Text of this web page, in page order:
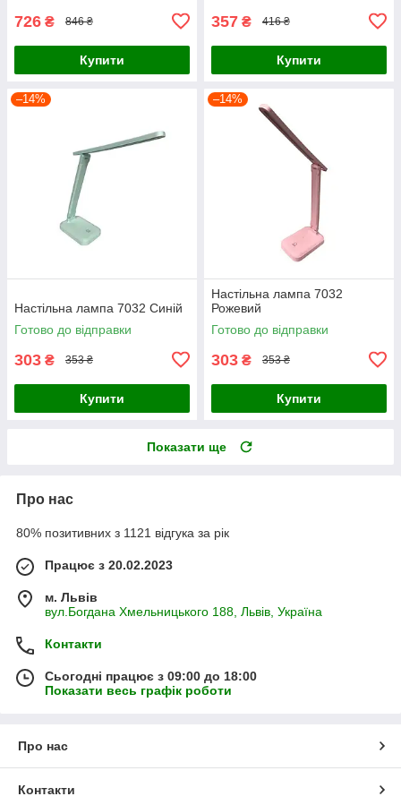
726 ₴ 846 ₴
Купити
357 ₴ 416 ₴
Купити
–14%
Настільна лампа 7032 Синій
Готово до відправки
303 ₴ 353 ₴
Купити
–14%
Настільна лампа 7032
Рожевий
Готово до відправки
303 ₴ 353 ₴
Купити
Показати ще
Про нас
80% позитивних з 1121 відгука за рік
Працює з 20.02.2023
м. Львів
вул.Богдана Хмельницького 188, Львів, Україна
Контакти
Сьогодні працює з 09:00 до 18:00
Показати весь графік роботи
Про нас
Контакти